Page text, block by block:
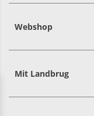
Webshop
Mit Landbrug